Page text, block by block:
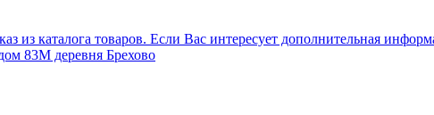
из каталога товаров. Если Вас интересует дополнительная
83М деревня Брехово